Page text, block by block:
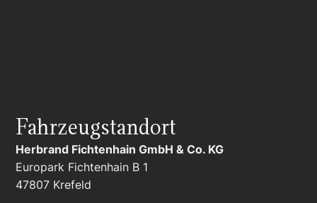
Fahrzeugstandort
Herbrand Fichtenhain GmbH & Co. KG
Europark Fichtenhain B 1
47807 Krefeld